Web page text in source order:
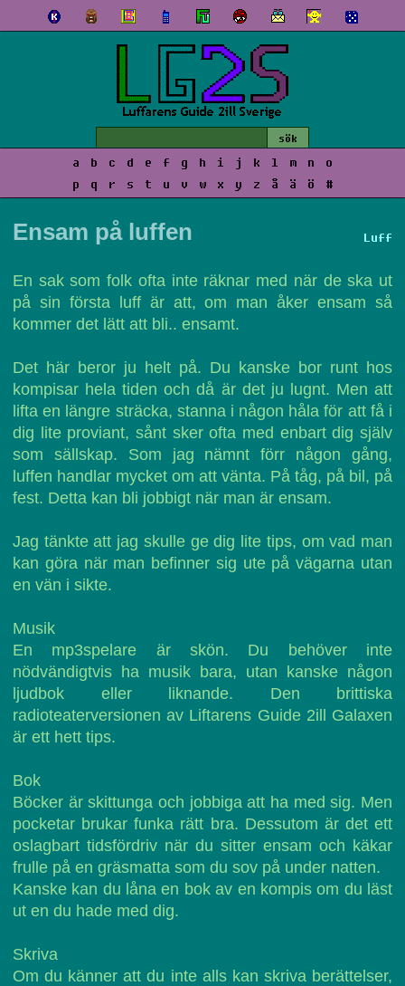
a b c d e f g h i j k l m n
o
p
q r s t u v w x y z å ä ö #
Luff
Ensam på luffen
En sak som folk ofta inte räknar med när de ska ut
på sin första luff är att, om man åker ensam så
kommer det lätt att bli.. ensamt.
Det här beror ju helt på. Du kanske bor runt hos
kompisar hela tiden och då är det ju lugnt. Men att
lifta en längre sträcka, stanna i någon håla för att få i
dig lite proviant, sånt sker ofta med enbart dig själv
som sällskap. Som jag nämnt förr någon gång,
luffen handlar mycket om att vänta. På tåg, på bil, på
fest. Detta kan bli jobbigt när man är ensam.
Jag tänkte att jag skulle ge dig lite tips, om vad man
kan göra när man befinner sig ute på vägarna utan
en vän i sikte.
Musik
En mp3spelare är skön. Du behöver inte
nödvändigtvis ha musik bara, utan kanske någon
ljudbok eller liknande. Den brittiska
radioteaterversionen av Liftarens Guide 2ill Galaxen
är ett hett tips.
Bok
Böcker är skittunga och jobbiga att ha med sig. Men
pocketar brukar funka rätt bra. Dessutom är det ett
oslagbart tidsfördriv när du sitter ensam och käkar
frulle på en gräsmatta som du sov på under natten.
Kanske kan du låna en bok av en kompis om du läst
ut en du hade med dig.
Skriva
Om du känner att du inte alls kan skriva berättelser,